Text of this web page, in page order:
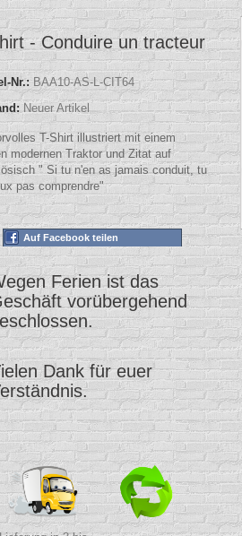
- Conduire un tracteur
Nr.: BAA10-AS-L-CIT64
Neuer Artikel
T-Shirt illustriert mit einem
modernen Traktor und Zitat auf
" Si tu n'en as jamais conduit, tu
pas comprendre"
Auf Facebook teilen
Ferien ist das
vorübergehend
Dank für euer